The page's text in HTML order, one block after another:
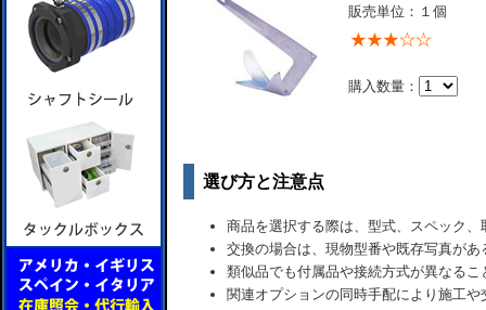
販売単位：１個
購入数量：
選び方と注意点
商品を選択する際は、型式、スペック
交換の場合は、現物型番や既存写真が
類似品でも付属品や接続方式が異なるこ
関連オプションの同時手配により施工